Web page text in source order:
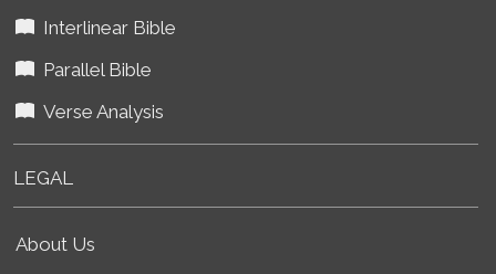
Interlinear Bible
Parallel Bible
Verse Analysis
LEGAL
About Us